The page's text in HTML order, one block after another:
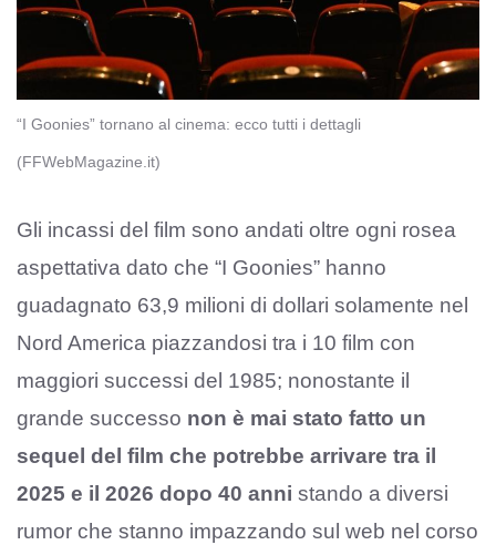
“I Goonies” tornano al cinema: ecco tutti i dettagli
(FFWebMagazine.it)
Gli incassi del film sono andati oltre ogni rosea
aspettativa dato che “I Goonies” hanno
guadagnato 63,9 milioni di dollari solamente nel
Nord America piazzandosi tra i 10 film con
maggiori successi del 1985; nonostante il
grande successo non è mai stato fatto un
sequel del film che potrebbe arrivare tra il
2025 e il 2026 dopo 40 anni stando a diversi
rumor che stanno impazzando sul web nel corso